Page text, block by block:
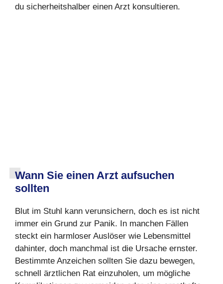
du sicherheitshalber einen Arzt konsultieren.
Wann Sie einen Arzt aufsuchen
sollten
Blut im Stuhl kann verunsichern, doch es ist nicht
immer ein Grund zur Panik. In manchen Fällen
steckt ein harmloser Auslöser wie Lebensmittel
dahinter, doch manchmal ist die Ursache ernster.
Bestimmte Anzeichen sollten Sie dazu bewegen,
schnell ärztlichen Rat einzuholen, um mögliche